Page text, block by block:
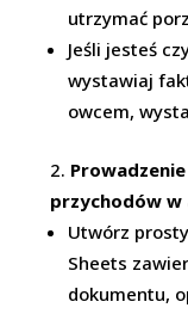
utrzymać
Jeśli jesteś
wystawiaj
owcem,
przychodów w
Utwórz
Sheets
dokumentu,